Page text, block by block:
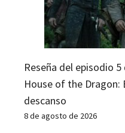
Reseña del episodio
House of the
descanso
8 de agosto de 2026